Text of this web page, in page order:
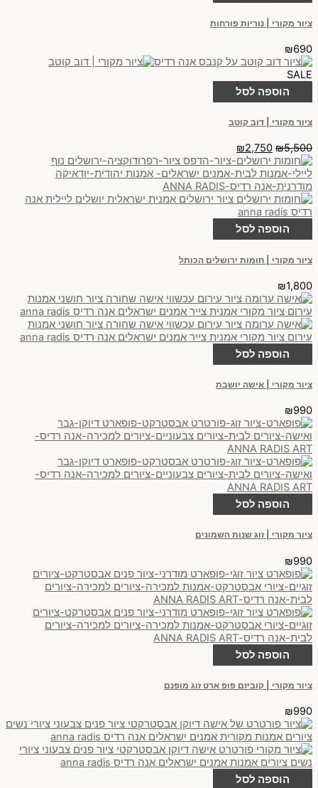
ציור מקורי | נוריות פורחות
₪690
SALE
הוספה לסל
ציור מקורי | דוב קוטב
₪5,500
₪2,750
הוספה לסל
ציור מקורי | חומות ירושלים הכותל
₪1,800
הוספה לסל
ציור מקורי | אישה יושבת
₪990
הוספה לסל
ציור מקורי | זוג שנות השמונים
₪990
הוספה לסל
ציור מקורי | קוביזם פופ ארט זוג מופנם
₪990
הוספה לסל